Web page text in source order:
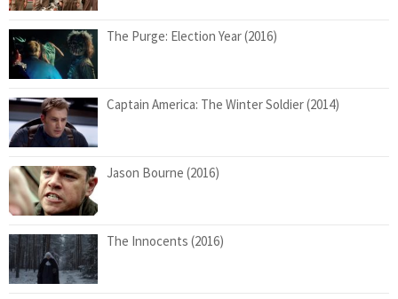
The Purge: Election Year (2016)
Captain America: The Winter Soldier (2014)
Jason Bourne (2016)
The Innocents (2016)